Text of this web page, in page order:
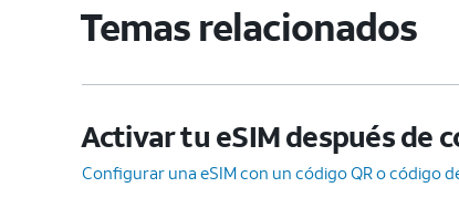
Temas relacionados
Activar tu eSIM después de
Configurar una eSIM con un código QR o código